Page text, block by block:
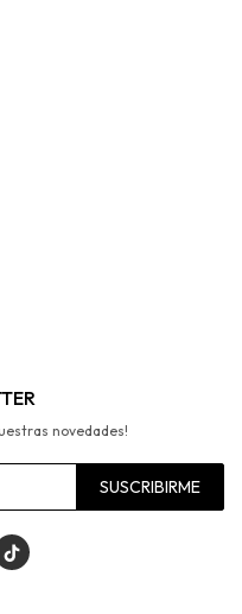
novedades!
SUSCRIBIRME
